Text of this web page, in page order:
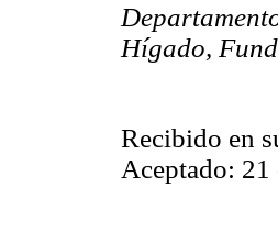
Hígado,
Recibido en
Aceptado: